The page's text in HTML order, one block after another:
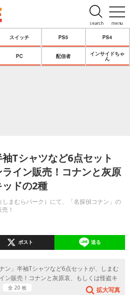
menu
search
スイッチ PS5 PS4
PC 配信者
インサイドちゃ
ん
袖Tシャツなど6点セット
イン販売！コナンと灰原
ドの2種
まむらパーク）にて、「名探偵コナン」の
！
ポスト 送る
ン」半袖Tシャツなど6点セットが、しまむ
ン販売！コナンと灰原哀、もしくは怪盗キ
全 20 枚 拡大写真